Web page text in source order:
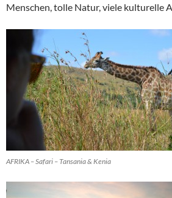
Menschen, tolle Natur, viele kulturelle
AFRIKA – Safari – Tansania & Kenia